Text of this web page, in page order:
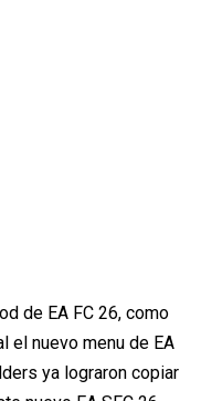
de EA FC 26, como
el nuevo menu de EA
ya lograron copiar